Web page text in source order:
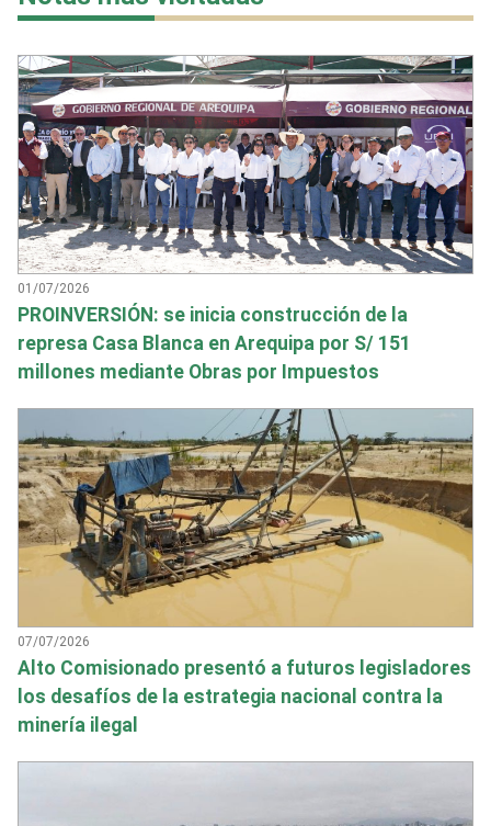
01/07/2026
PROINVERSIÓN: se inicia construcción de la
represa Casa Blanca en Arequipa por S/ 151
millones mediante Obras por Impuestos
07/07/2026
Alto Comisionado presentó a futuros legisladores
los desafíos de la estrategia nacional contra la
minería ilegal